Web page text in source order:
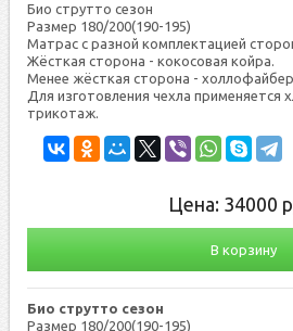
Био струтто сезон
Размер 180/200(190-195)
Мат­рас с раз­ной ком­плек­та­ци­ей
Жёс­ткая сто­рона - ко­косо­вая кой­ра.
Менее жёсткая сто­рона -
Для из­го­тов­ле­ния чех­ла при­меня­ет­ся
три­котаж.
Цена: 34000
В корзину
Био струтто сезон
Размер 180/200(190-195)